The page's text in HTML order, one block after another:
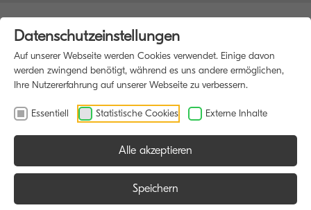
Datenschutzeinstellungen
Auf unserer Webseite werden Cookies verwendet. Einige davon
werden zwingend benötigt, während es uns andere ermöglichen,
Ihre Nutzererfahrung auf unserer Webseite zu verbessern.
Essentiell Statistische Cookies Externe Inhalte
Alle akzeptieren
Speichern